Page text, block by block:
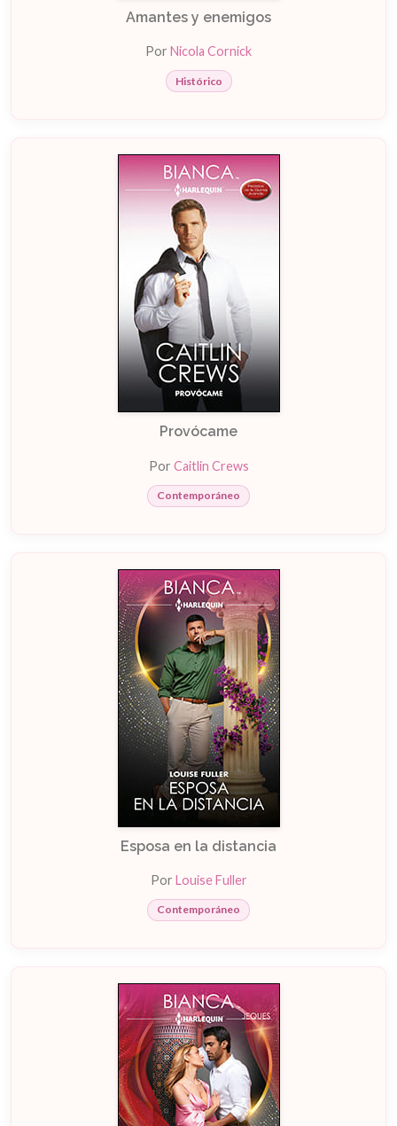
Amantes y enemigos
Por Nicola Cornick
Histórico
Provócame
Por Caitlin Crews
Contemporáneo
Esposa en la distancia
Por Louise Fuller
Contemporáneo